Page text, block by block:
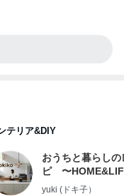
テリア&DIY
おうちと暮らしの
ピ 〜
yuki (ドキ子）